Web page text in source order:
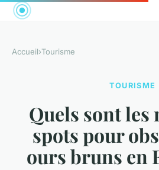
Accueil›Tourisme
TOURISME
Quels sont
spots pour
ours bruns en